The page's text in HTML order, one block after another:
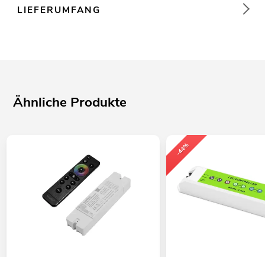
LIEFERUMFANG
Ähnliche Produkte
-44%